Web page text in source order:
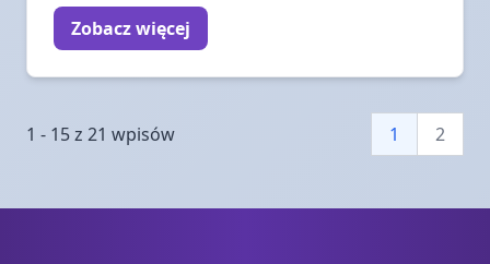
Zobacz więcej
1 - 15 z 21 wpisów 1 2